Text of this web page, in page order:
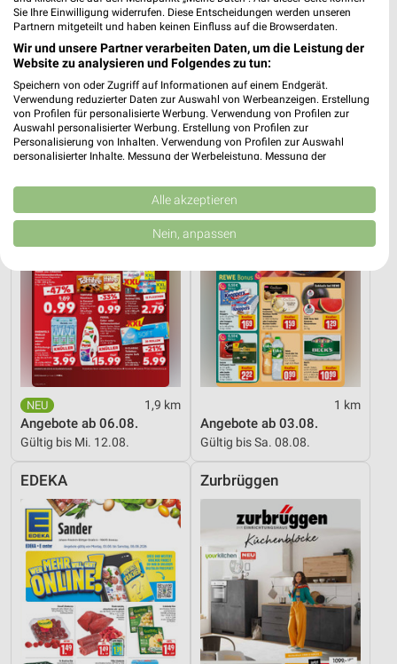
76,7 km
Dieter Knoll
Gültig bis Fr. 14.08.
Wohnen Spezial
Gültig bis Fr. 14.08.
Kaufland
1,9 km
Angebote ab 06.08.
Gültig bis Mi. 12.08.
REWE
1 km
Angebote ab 03.08.
Gültig bis Sa. 08.08.
EDEKA Zurbrüggen
Sie Ihre Einwilligung widerrufen. Diese Entscheidungen werden unseren
Partnern mitgeteilt und haben keinen Einfluss auf die Browserdaten.
Wir und unsere Partner verarbeiten Daten, um die Leistung der
Website zu analysieren und Folgendes zu tun:
Speichern von oder Zugriff auf Informationen auf einem Endgerät.
Verwendung reduzierter Daten zur Auswahl von Werbeanzeigen. Erstellung
von Profilen für personalisierte Werbung. Verwendung von Profilen zur
Auswahl personalisierter Werbung. Erstellung von Profilen zur
Personalisierung von Inhalten. Verwendung von Profilen zur Auswahl
personalisierter Inhalte. Messung der Werbeleistung. Messung der
Kombinationen von Daten aus verschiedenen Quellen. Entwicklung und
Verbesserung der Angebote. Verwendung reduzierter Daten zur Auswahl
von Inhalten.
Daten können außerhalb der Europäischen Union weitergegeben und in die
USA gesendet werden.
Website/App.
Partnerliste anzeigen (1 IAB-Anbieter)
Wir nutzen Ihre Daten für folgende Zwecke:
IAB-Verarbeitungszwecke:
Speichern von oder Zugriff auf Informationen
auf einem Endgerät
Verwendung reduzierter Daten zur Auswahl von
Werbeanzeigen
Erstellung von Profilen für personalisierte
Werbung
Verwendung von Profilen zur Auswahl
personalisierter Werbung
Erstellung von Profilen zur Personalisierung
von Inhalten
Verwendung von Profilen zur Auswahl
personalisierter Inhalte
Alle akzeptieren
Nein, anpassen